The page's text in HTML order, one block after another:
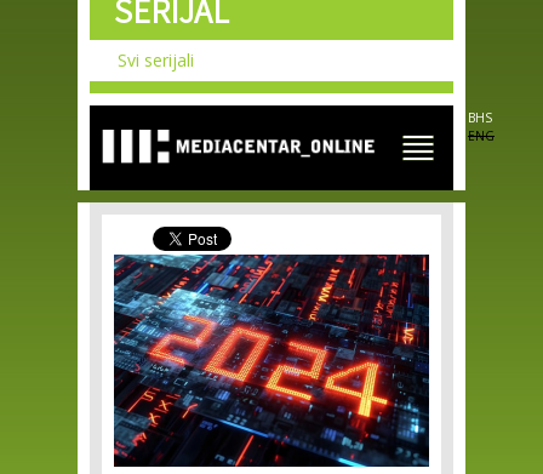
Skip to
main
content
SERIJAL
Svi serijali
BHS
ENG